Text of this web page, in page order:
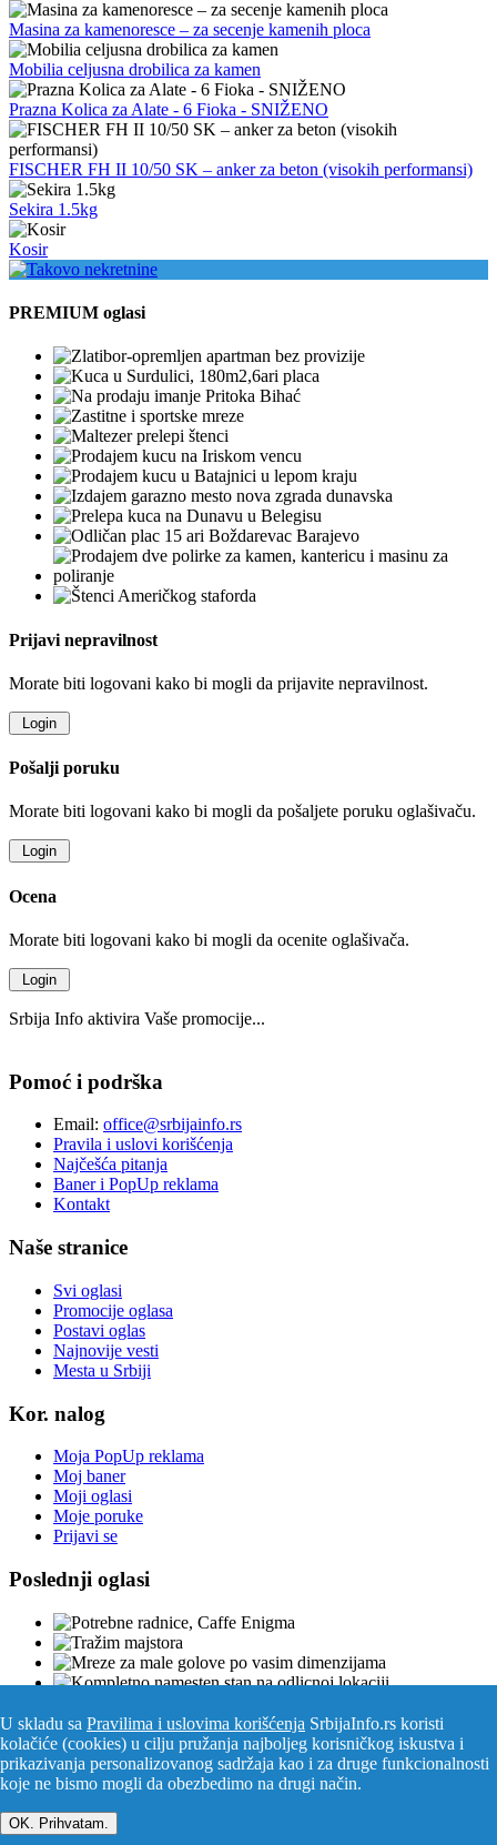
Masina za kamenoresce – za secenje kamenih ploca
Mobilia celjusna drobilica za kamen
Prazna Kolica za Alate - 6 Fioka - SNIŽENO
FISCHER FH II 10/50 SK – anker za beton (visokih performansi)
Sekira 1.5kg
Kosir
PREMIUM oglasi
Prijavi nepravilnost
Morate biti logovani kako bi mogli da prijavite nepravilnost.
Pošalji poruku
Morate biti logovani kako bi mogli da pošaljete poruku oglašivaču.
Ocena
Morate biti logovani kako bi mogli da ocenite oglašivača.
Srbija Info aktivira Vaše promocije...
Pomoć i podrška
Email: office@srbijainfo.rs
Pravila i uslovi korišćenja
Najčešća pitanja
Baner i PopUp reklama
Kontakt
Naše stranice
Svi oglasi
Promocije oglasa
Postavi oglas
Najnovije vesti
Mesta u Srbiji
Kor. nalog
Moja PopUp reklama
Moj baner
Moji oglasi
Moje poruke
Prijavi se
Poslednji oglasi
Srbija Info©2026. Sva prava zadržana. Pogledajte i
pozarevacinfo.rs
Izrada i održavanje sajtova
U skladu sa Pravilima i uslovima korišćenja SrbijaInfo.rs koristi
kolačiće (cookies) u cilju pružanja najboljeg korisničkog iskustva i
prikazivanja personalizovanog sadržaja kao i za druge funkcionalnosti
koje ne bismo mogli da obezbedimo na drugi način.